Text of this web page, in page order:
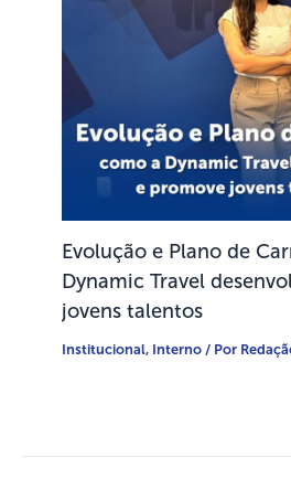
Evolução e Plano de
Dynamic Travel
jovens talentos
Institucional, Interno / Por